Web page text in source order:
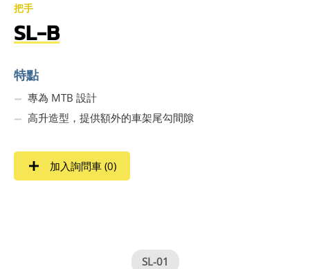
把手
SL-B
特點
專為 MTB 設計
高升造型，提供額外的車架尾勾間隙
加入詢問車 (0)
SL-01